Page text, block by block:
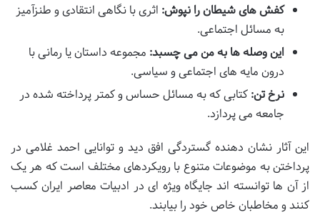
کفش های شیطان را نپوش: اثری با نگاهی انتقادی و طنزآمیز
به مسائل اجتماعی.
این وصله ها به من می چسبد: مجموعه داستان یا رمانی با
درون مایه های اجتماعی و سیاسی.
نرخ تن: کتابی که به مسائل حساس و کمتر پرداخته شده در
جامعه می پردازد.
این آثار نشان دهنده گستردگی افق دید و توانایی احمد غلامی در
پرداختن به موضوعات متنوع با رویکردهای مختلف است که هر یک
از آن ها توانسته اند جایگاه ویژه ای در ادبیات معاصر ایران کسب
کنند و مخاطبان خاص خود را بیابند.